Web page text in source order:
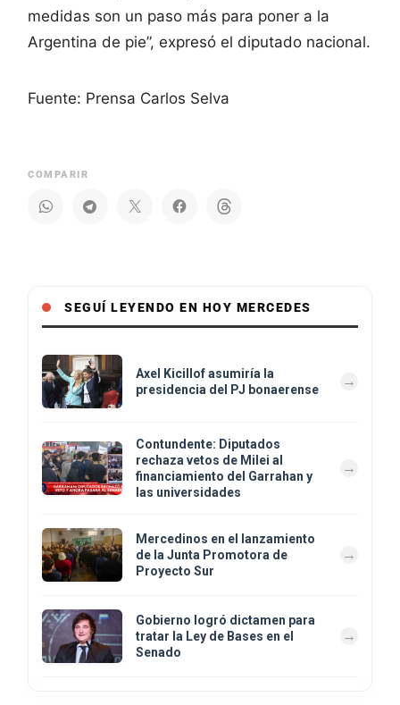
medidas son un paso más para poner a la
Argentina de pie”, expresó el diputado nacional.
Fuente: Prensa Carlos Selva
COMPARIR
SEGUÍ LEYENDO EN HOY MERCEDES
Axel Kicillof asumiría la
presidencia del PJ bonaerense
Contundente: Diputados
rechaza vetos de Milei al
financiamiento del Garrahan y
las universidades
Mercedinos en el lanzamiento
de la Junta Promotora de
Proyecto Sur
Gobierno logró dictamen para
tratar la Ley de Bases en el
Senado